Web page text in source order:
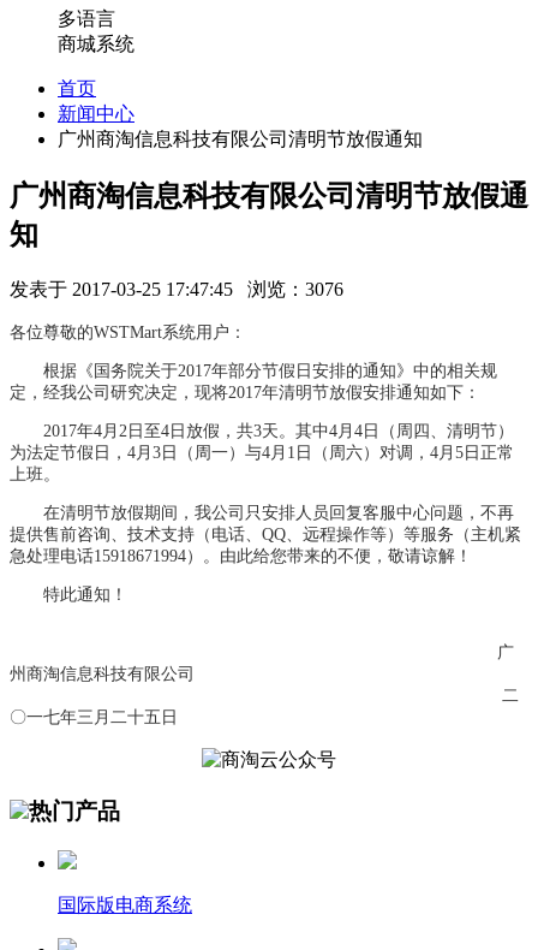
多语言
商城系统
首页
新闻中心
广州商淘信息科技有限公司清明节放假通知
广州商淘信息科技有限公司清明节放假通
知
发表于 2017-03-25 17:47:45 浏览：3076
各位尊敬的WSTMart系统用户：
根据《国务院关于2017年部分节假日安排的通知》中的相关规
定，经我公司研究决定，现将2017年清明节放假安排通知如下：
2017年4月2日至4日放假，共3天。其中4月4日（周四、清明节）
为法定节假日，4月3日（周一）与4月1日（周六）对调，4月5日正常
上班。
在清明节放假期间，我公司只安排人员回复客服中心问题，不再
提供售前咨询、技术支持（电话、QQ、远程操作等）等服务（主机紧
急处理电话15918671994）。由此给您带来的不便，敬请谅解！
特此通知！
广
州商淘信息科技有限公司
二
〇一七年三月二十五日
热门产品
国际版电商系统